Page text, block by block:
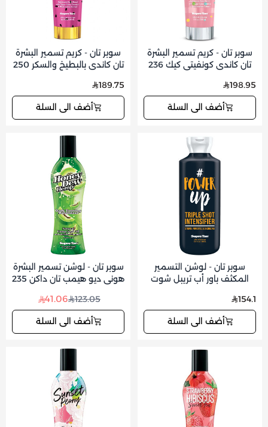
سوبر تان - كريم تسمير البشرة
تان كاندي كونفيتي كيك 236
198.95
أضف الى السلة
سوبر تان - كريم تسمير البشرة
تان كاندي بالبطيخ والسكر 250
189.75
أضف الى السلة
سوبر تان - لوشن التسمير
المكثف باور أب تريبل شوت
154.1
أضف الى السلة
سوبر تان - لوشن تسمير البشرة
هوني ديو هيمب تان داكن 235
123.05
41.06
أضف الى السلة